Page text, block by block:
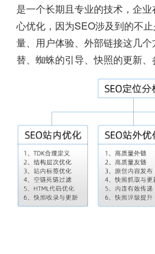
是一个长期且专业的技术，企
心优化，因为SEO涉及到的不
量、用户体验、外部链接这几
替、蜘蛛的引导、快照的更新、